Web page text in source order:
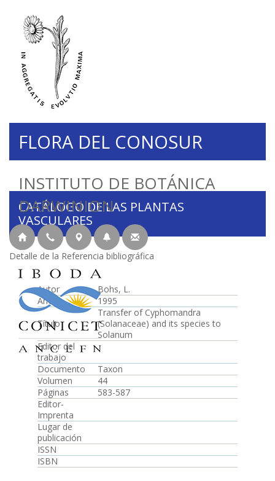
INSTITUTO DE BOTÁNICA
DARWINION
FLORA DEL CONOSUR
CATÁLOGO DE LAS PLANTAS
VASCULARES
Detalle de la Referencia bibliográfica
Autor
Bohs, L.
Año
1995
Título
Transfer of Cyphomandra
(Solanaceae) and its species to
Solanum
Editor del
trabajo
Documento
Taxon
Volumen
44
Páginas
583-587
Editor-
Imprenta
Lugar de
publicación
ISSN
ISBN